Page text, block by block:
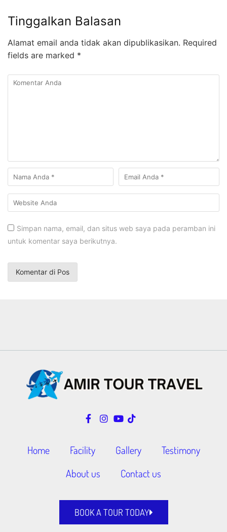
Tinggalkan Balasan
Alamat email anda tidak akan dipublikasikan. Required
fields are marked *
Simpan nama, email, dan situs web saya pada peramban ini
untuk komentar saya berikutnya.
Home Facility Gallery
Testimony
About us
Contact us
BOOK A TOUR TODAY